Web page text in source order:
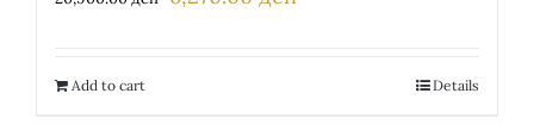
Add to cart Details